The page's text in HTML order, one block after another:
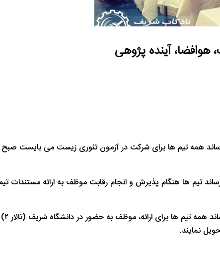
شرکت در آزمون تئوری زیست می بایست صبح روز پنج شنبه (ساعت ۹:۳۰) در محل
تیم ها هنگام پذیرش و انجام رقابت موظف به ارائه مستندات
موظف به حضور در دانشگاه شریف (تالار ۲) طبق زمانبندی اعلام شده می باشند.